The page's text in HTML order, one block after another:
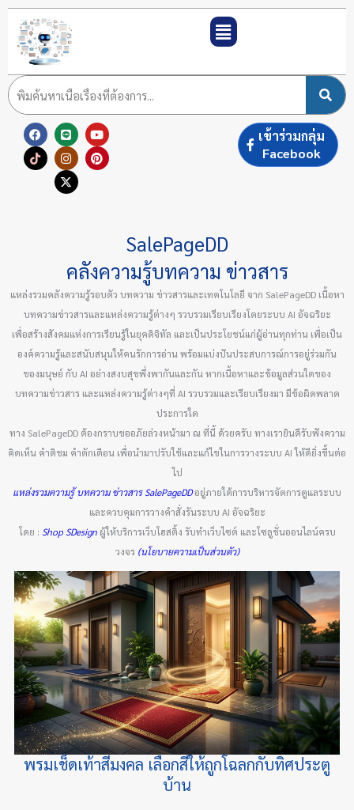
Skip
to
content
F
a
c
e
L
i
n
e
Y
o
u
t
T
i
k
t
I
n
s
t
a
g
P
i
n
t
X
-
t
w
i
t
เข้าร่วมกลุ่ม
Facebook
SalePageDD
คลังความรู้บทความ ข่าวสาร
แหล่งรวมคลังความรู้รอบตัว บทความ ข่าวสารและเทคโนโลยี จาก SalePageDD เนื้อหา
บทความข่าวสารและแหล่งความรู้ต่างๆ รวบรวมเรียบเรียงโดยระบบ AI อัจฉริยะ
เพื่อสร้างสังคมแห่งการเรียนรู้ในยุคดิจิทัล และเป็นประโยชน์แก่ผู้อ่านทุกท่าน เพื่อเป็น
องค์ความรู้และสนับสนุนให้คนรักการอ่าน พร้อมแบ่งปันประสบการณ์การอยู่ร่วมกัน
ของมนุษย์ กับ AI อย่างสงบสุขพึ่งพากันและกัน หากเนื้อหาและข้อมูลส่วนใดของ
บทความข่าวสาร และแหล่งความรู้ต่างๆที่ AI รวบรวมและเรียบเรียงมา มีข้อผิดพลาด
ประการใด
ทาง SalePageDD ต้องกราบขออภัยล่วงหน้ามา ณ ที่นี้ ด้วยครับ ทางเรายินดีรับฟังความ
คิดเห็น คำติชม คำตักเตือน เพื่อนำมาปรับใช้และแก้ไขในการวางระบบ AI ให้ดียิ่งขึ้นต่อ
ไป
แหล่งรวมความรู้ บทความ ข่าวสาร SalePageDDอยู่ภายใต้การบริหารจัดการดูแลระบบ
และควบคุมการวางคำสั่งรันระบบ AI อัจฉริยะ
โดย : Shop SDesign ผู้ให้บริการเว็บโฮสติ้ง รับทำเว็บไซต์ และโซลูชั่นออนไลน์ครบ
วงจร(นโยบายความเป็นส่วนตัว)
พรมเช็ดเท้าสีมงคล เลือกสีให้ถูกโฉลกกับทิศประตู
บ้าน